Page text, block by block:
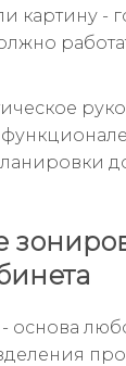
картину -
основа